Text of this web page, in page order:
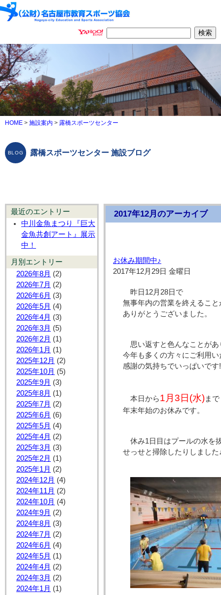
HOME > 施設案内 > 露橋スポーツセンター
露橋スポーツセンター 施設ブログ
最近のエントリー
中川金魚まつり『巨大
金魚共創アート』展示
中！
月別エントリー
2026年8月 (2)
2026年7月 (2)
2026年6月 (3)
2026年5月 (4)
2026年4月 (3)
2026年3月 (5)
2026年2月 (1)
2026年1月 (1)
2025年12月 (2)
2025年10月 (5)
2025年9月 (3)
2025年8月 (1)
2025年7月 (2)
2025年6月 (6)
2025年5月 (4)
2025年4月 (2)
2025年3月 (3)
2025年2月 (1)
2025年1月 (2)
2024年12月 (4)
2024年11月 (2)
2024年10月 (4)
2024年9月 (2)
2024年8月 (3)
2024年7月 (2)
2024年6月 (4)
2024年5月 (1)
2024年4月 (2)
2024年3月 (2)
2024年1月 (1)
2017年12月のアーカイブ
お休み期間中♪
2017年12月29日 金曜日
昨日12月28日で
無事年内の営業を終えるこ
ありがとうございました。
思い返すと色んなことが
今年も多くの方々にご利用
感謝の気持ちでいっぱいです
本日から1月3日(水)まで
年末年始のお休みです。
休み1日目はプールの水を
せっせと掃除したりしました